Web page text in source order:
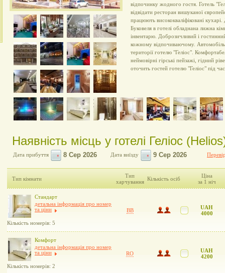
відпочинку жодного гостя. Готель
відвідати ресторан вишуканої
працюють висококваліфіковані
Буковеля в готелі обладнана лижна
інвентарю. Доброзичливий і
кожному відпочиваючому.
території готелю "Геліос".
неймовірні гірські пейзажі, гідний
оточить гостей готелю "Геліос" під
Наявність місць у готелі Геліос
Дата прибуття Дата виїзду
Тип кімнати
Тип
харчування Кількість осіб
Ціна
за 1 ніч
Стандарт
детальна інформація про номер
та ціни
Кількість номерів: 5
BB
UAH
4000
Комфорт
детальна інформація про номер
та ціни
Кількість номерів: 2
RO
UAH
4200